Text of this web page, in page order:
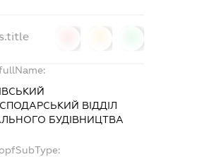
ВІДДІЛ
БУДІВНИЦТВА